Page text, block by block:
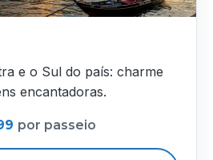
e o Sul do país: charme
encantadoras.
por passeio